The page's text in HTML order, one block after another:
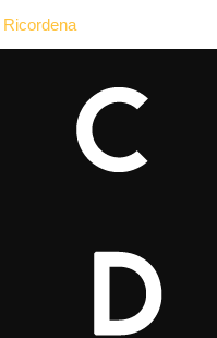
Ricordena